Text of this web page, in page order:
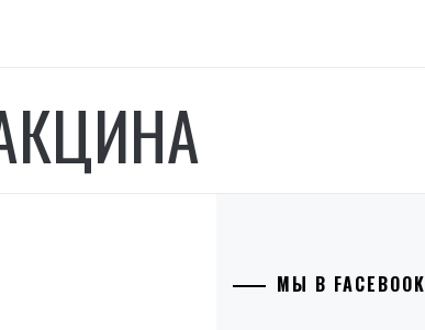
МЫ В FACEBOOK